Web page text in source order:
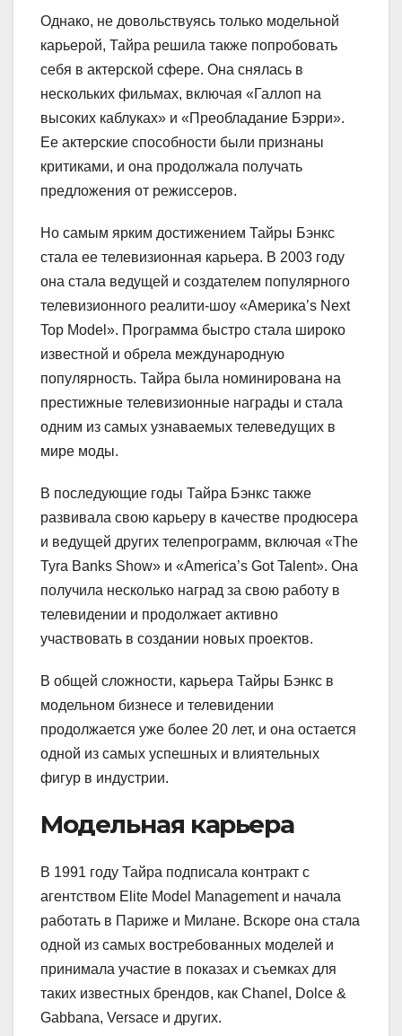
Однако, не довольствуясь только модельной
карьерой, Тайра решила также попробовать
себя в актерской сфере. Она снялась в
нескольких фильмах, включая «Галлоп на
высоких каблуках» и «Преобладание Бэрри».
Ее актерские способности были признаны
критиками, и она продолжала получать
предложения от режиссеров.
Но самым ярким достижением Тайры Бэнкс
стала ее телевизионная карьера. В 2003 году
она стала ведущей и создателем популярного
телевизионного реалити-шоу «Америка’s Next
Top Model». Программа быстро стала широко
известной и обрела международную
популярность. Тайра была номинирована на
престижные телевизионные награды и стала
одним из самых узнаваемых телеведущих в
мире моды.
В последующие годы Тайра Бэнкс также
развивала свою карьеру в качестве продюсера
и ведущей других телепрограмм, включая «The
Tyra Banks Show» и «America’s Got Talent». Она
получила несколько наград за свою работу в
телевидении и продолжает активно
участвовать в создании новых проектов.
В общей сложности, карьера Тайры Бэнкс в
модельном бизнесе и телевидении
продолжается уже более 20 лет, и она остается
одной из самых успешных и влиятельных
фигур в индустрии.
Модельная карьера
В 1991 году Тайра подписала контракт с
агентством Elite Model Management и начала
работать в Париже и Милане. Вскоре она стала
одной из самых востребованных моделей и
принимала участие в показах и съемках для
таких известных брендов, как Chanel, Dolce &
Gabbana, Versace и других.